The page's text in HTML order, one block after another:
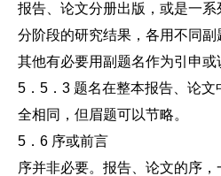
报告、论文分册出版，或是一
分阶段的研究结果，各用不同副
其他有必要用副题名作为引申或
5．5．3 题名在整本报告、论
全相同，但眉题可以节略。
5．6 序或前言
序并非必要。报告、论文的序